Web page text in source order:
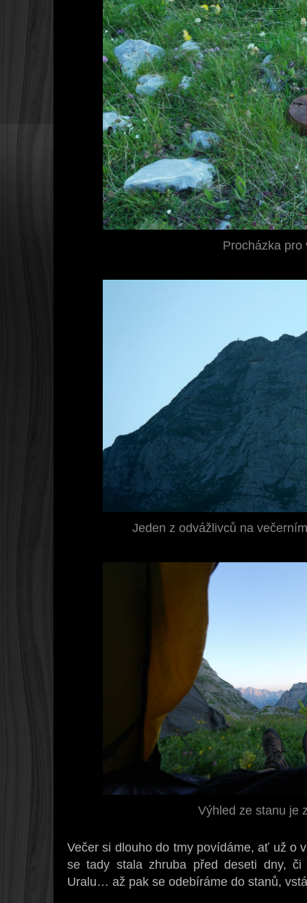
Procházka pro
Jeden z odvážlivců na
Výhled ze stanu je
Večer si dlouho do tmy povídáme, ať už o
se tady stala zhruba před deseti dny,
Uralu… až pak se odebíráme do stanů,